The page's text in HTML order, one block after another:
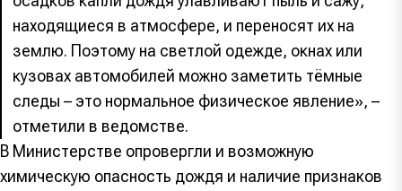
находящиеся в атмосфере, и переносят их на
землю. Поэтому на светлой одежде, окнах или
кузовах автомобилей можно заметить тёмные
следы – это нормальное физическое явление», –
отметили в ведомстве.
В Министерстве опровергли и возможную
химическую опасность дождя и наличие признаков